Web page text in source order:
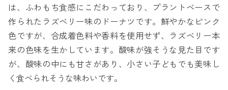
は、ふわもち食感にこだわっており、プラントベースで
作られたラズベリー味のドーナツです。鮮やかなピンク
色ですが、合成着色料や香料を使用せず、ラズベリー本
来の色味を生かしています。酸味が強そうな見た目です
が、酸味の中にも甘さがあり、小さい子どもでも美味し
く食べられそうな味わいです。